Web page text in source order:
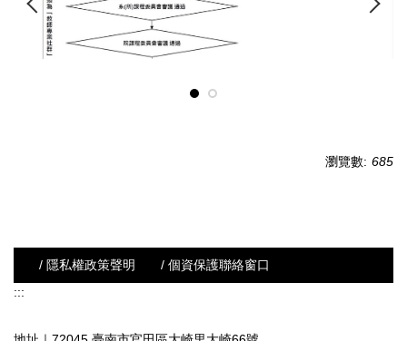
瀏覽數: 685
/ 隱私權政策聲明
/ 個資保護聯絡窗口
:::